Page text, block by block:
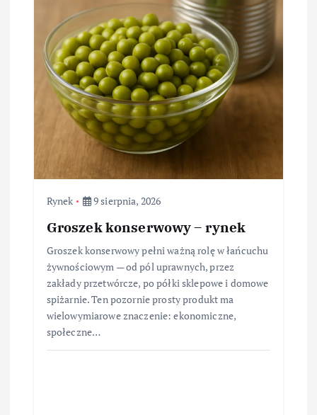
Rynek 9 sierpnia, 2026
Groszek konserwowy – rynek
Groszek konserwowy pełni ważną rolę w łańcuchu
żywnościowym — od pól uprawnych, przez
zakłady przetwórcze, po półki sklepowe i domowe
spiżarnie. Ten pozornie prosty produkt ma
wielowymiarowe znaczenie: ekonomiczne,
społeczne…